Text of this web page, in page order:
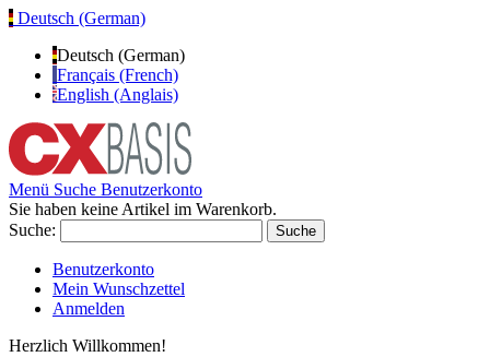
Deutsch (German)
Deutsch (German)
Français (French)
English (Anglais)
Menü Suche Benutzerkonto
Sie haben keine Artikel im Warenkorb.
Suche:
Suche
Benutzerkonto
Mein Wunschzettel
Anmelden
Herzlich Willkommen!